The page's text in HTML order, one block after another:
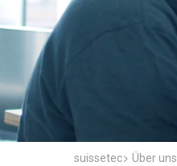
suissetec Über uns